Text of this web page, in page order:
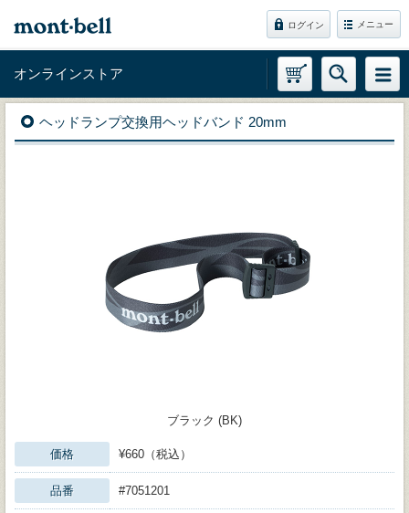
ログイン メニュー
オンラインストア
ヘッドランプ交換用ヘッドバンド 20mm
ブラック (BK)
価格 ¥660（税込）
品番 #7051201